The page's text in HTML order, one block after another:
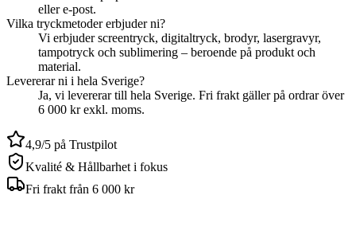
eller e-post.
Vilka tryckmetoder erbjuder ni?
Vi erbjuder screentryck, digitaltryck, brodyr, lasergravyr,
tampotryck och sublimering – beroende på produkt och
material.
Levererar ni i hela Sverige?
Ja, vi levererar till hela Sverige. Fri frakt gäller på ordrar över
6 000 kr exkl. moms.
4,9/5 på Trustpilot
Kvalité & Hållbarhet i fokus
Fri frakt från 6 000 kr